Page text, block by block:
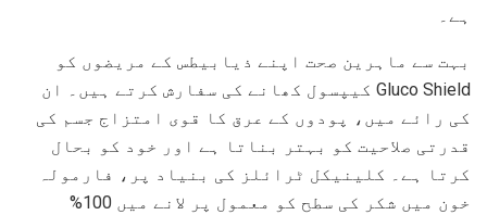
ہے۔
بہت سے ماہرین صحت اپنے ذیابیطس کے مریضوں کو
Gluco Shield کیپسول کھانے کی سفارش کرتے ہیں۔ ان
کی رائے میں، پودوں کے عرق کا قوی امتزاج جسم کی
قدرتی صلاحیت کو بہتر بناتا ہے اور خود کو بحال
کرتا ہے۔ کلینیکل ٹرائلز کی بنیاد پر، فارمولہ
خون میں شکر کی سطح کو معمول پر لانے میں 100%